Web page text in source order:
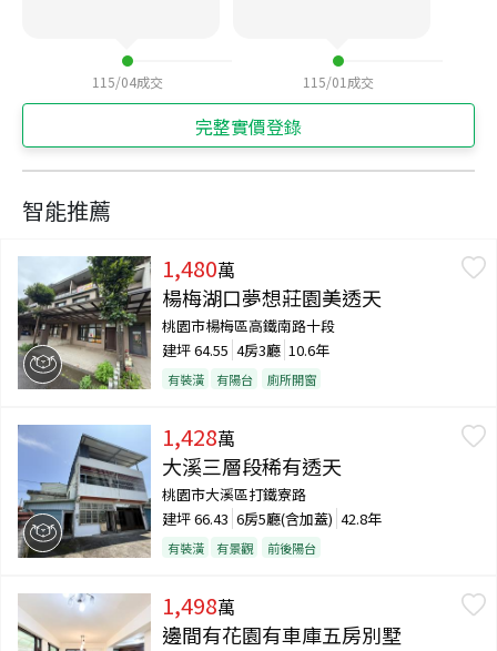
115/04成交 115/01 成交
完整實價登錄
智能推薦
1,480萬
楊梅湖口夢想莊園美透天
桃園市楊梅區高鐵南路十段
建坪64.55 4房3廳 10.6年
有裝潢 有陽台 廁所開窗
1,428萬
大溪三層段稀有透天
桃園市大溪區打鐵寮路
建坪66.43 6房5廳(含加蓋) 42.8年
有裝潢 有景觀 前後陽台
1,498萬
邊間有花園有車庫五房別墅